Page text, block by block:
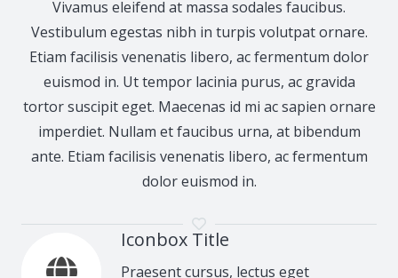
Vivamus eleifend at massa sodales faucibus.
Vestibulum egestas nibh in turpis volutpat ornare.
Etiam facilisis venenatis libero, ac fermentum dolor
euismod in. Ut tempor lacinia purus, ac gravida
tortor suscipit eget. Maecenas id mi ac sapien ornare
imperdiet. Nullam et faucibus urna, at bibendum
ante. Etiam facilisis venenatis libero, ac fermentum
dolor euismod in.
Iconbox Title
Praesent cursus, lectus eget